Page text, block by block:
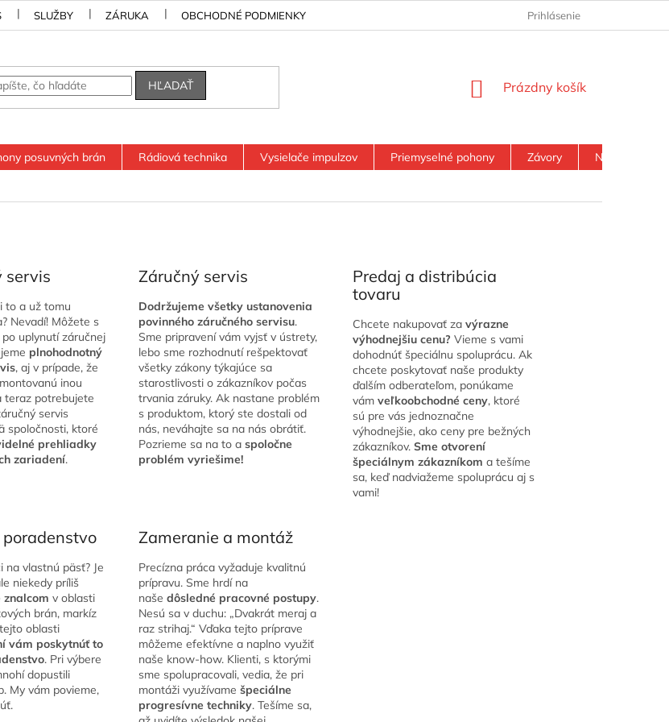
SLUŽBY ZÁRUKA OBCHODNÉ PODMIENKY PODMIENKY OCHRANY OSOBNÝCH ÚDAJOV
Prihlásenie
HĽADAŤ
NÁKUPNÝ
Prázdny košík
posuvných brán Rádiová technika Vysielače impulzov Priemyselné pohony Závory
Náhradné
servis
to a už tomu
Nevadí! Môžete s
uplynutí záručnej
plnohodnotný
, aj v prípade, že
inou
teraz potrebujete
servis
spoločnosti, ktoré
prehliadky
zariadení.
Záručný servis
Dodržujeme všetky ustanovenia
povinného záručného servisu.
Sme pripravení vám vyjsť v ústrety,
lebo sme rozhodnutí rešpektovať
všetky zákony týkajúce sa
starostlivosti o zákazníkov počas
trvania záruky. Ak nastane problém
s produktom, ktorý ste dostali od
nás, neváhajte sa na nás obrátiť.
Pozrieme sa na to a spoločne
problém vyriešime!
Predaj a distribúcia
tovaru
Chcete nakupovať za výrazne
výhodnejšiu cenu? Vieme s vami
dohodnúť špeciálnu spoluprácu. Ak
chcete poskytovať naše produkty
ďalším odberateľom, ponúkame
vám veľkoobchodné ceny, ktoré
sú pre vás jednoznačne
výhodnejšie, ako ceny pre bežných
zákazníkov. Sme otvorení
špeciálnym zákazníkom a tešíme
sa, keď nadviažeme spoluprácu aj s
vami!
na vlastnú päsť? Je
niekedy príliš
znalcom v oblasti
brán, markíz
oblasti
vám poskytnúť to
. Pri výbere
dopustili
My vám povieme,
Zameranie a montáž
Precízna práca vyžaduje kvalitnú
prípravu. Sme hrdí na
naše dôsledné pracovné postupy.
Nesú sa v duchu: „Dvakrát meraj a
raz strihaj.“ Vďaka tejto príprave
môžeme efektívne a naplno využiť
naše know-how. Klienti, s ktorými
sme spolupracovali, vedia, že pri
montáži využívame špeciálne
progresívne techniky. Tešíme sa,